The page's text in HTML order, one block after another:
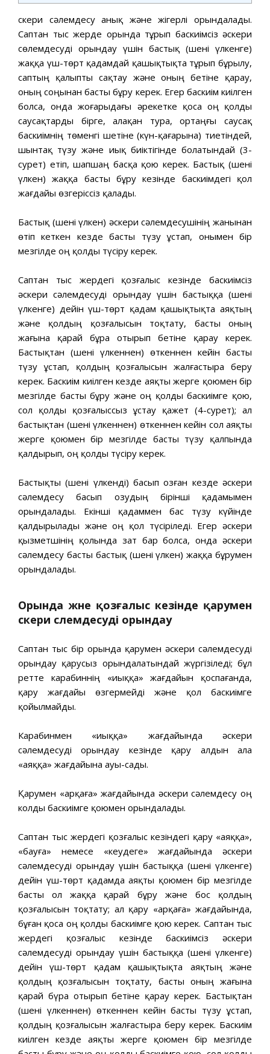
Әскери сәлемдесу анық және жігерлі орындалады.
Саптан тыс жерде орында тұрып баскиімсіз әскери
сөлемдесуді орындау үшін бастық (шені үлкенге)
жаққа үш-төрт қадамдай қашықтықта тұрып бұрылу,
саптың қалыпты сақтау және оның бетіне қарау,
оның соңынан басты бұру керек. Егер баскиім киілген
болса, онда жоғарыдағы әрекетке қоса оң қолды
саусақтарды бірге, алақан тура, ортаңғы саусақ
баскиімнің төменгі шетіне (күн-қағарына) тиетіндей,
шынтақ түзу және иық биіктігінде болатындай (3-
сурет) етіп, шапшаң басқа қою керек. Бастық (шені
үлкен) жаққа басты бұру кезінде баскиімдегі қол
жағдайы өзгеріссіз қалады.
Бастық (шені үлкен) әскери сәлемдесушінің жанынан
өтіп кеткен кезде басты түзу ұстап, онымен бір
мезгілде оң қолды түсіру керек.
Саптан тыс жердегі қозғалыс кезінде баскиімсіз
әскери сәлемдесуді орындау үшін бастыққа (шені
үлкенге) дейін үш-төрт қадам қашықтықта аяқтың
және қолдың қозғалысын тоқтату, басты оның
жағына қарай бұра отырып бетіне қарау керек.
Бастықтан (шені үлкеннен) өткеннен кейін басты
түзу ұстап, қолдың қозғалысын жалғастыра беру
керек. Баскиім киілген кез­де аяқты жерге қоюмен бір
мезгілде басты бұру және оң қолды баскиімге қою,
сол қолды қозғалыссыз ұстау қажет (4-сурет); ал
бастықтан (шені үлкеннен) өткеннен кейін сол аяқты
жерге қоюмен бір мезгілде басты түзу қалпында
қалдырып, оң қолды түсіру керек.
Бастықты (шені үлкенді) басып озған кезде әскери
сәлемдесу басып озудың бірінші қадамымен
орындалады. Екінші қадаммен бас түзу күйінде
қалдырылады және оң қол түсіріледі. Егер әскери
қызметшінің қолында зат бар болса, онда әскери
сәлемдесу басты бастық (шені үлкен) жаққа бұрумен
орындалады.
Орында және қозғалыс кезінде қарумен
әскери сәлемдесуді орындау
Саптан тыс бір орында қарумен әскери сәлемдесуді
орындау қарусыз орындалатындай жүргізіледі; бұл
ретте карабиннің «иыққа» жағдайын қоспағанда,
қару жағдайы өзгермейді және қол баскиімге
қойылмайды.
Карабинмен «иыққа» жағдайында әскери
сәлемдесуді орындау кезінде қару алдын ала
«аяққа» жағдайына ауы-сады.
Қарумен «арқаға» жағдайында әскери сәлемдесу оң
колды баскиімге қоюмен орындалады.
Саптан тыс жердегі қозғалыс кезіндегі қару «аяққа»,
«бауға» немесе «кеудеге» жағдайында әскери
сәлемдесуді орындау үшін бастыққа (шені үлкенге)
дейін үш-төрт қадамда аяқты қоюмен бір мезгілде
басты ол жаққа қарай бұру және бос қолдың
қозғалысын тоқтату; ал қару «арқаға» жағдайында,
бұған қоса оң қолды баскиімге қою керек. Саптан тыс
жердегі қозғалыс кезінде баскиімсіз әскери
сәлемдесуді орындау үшін бастыққа (шені үлкенге)
дейін үш-төрт қадам қашықтықта аяқтың және
қолдың қозғалысын тоқтату, басты оның жағына
қарай бүра отырып бетіне қарау керек. Бастықтан
(шені үлкеннен) өткеннен кейін басты түзу ұстап,
қолдың қозғалысын жалғастыра беру керек. Баскиім
киілген кез­де аяқты жерге қоюмен бір мезгілде